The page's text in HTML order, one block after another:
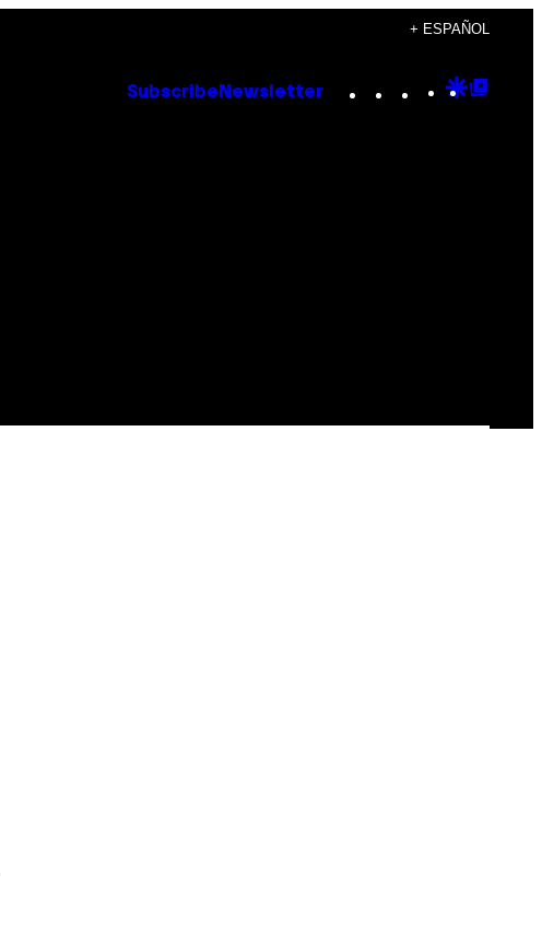
+ ESPAÑOL
Subscribe Newsletter Instagram
TikTok
YouTube
Google